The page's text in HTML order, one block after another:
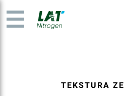
TEKSTURA